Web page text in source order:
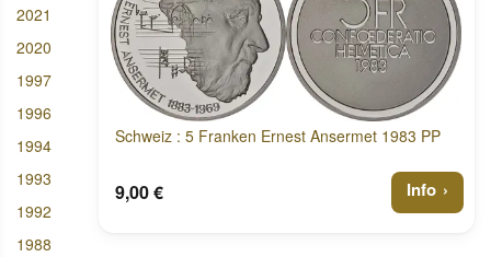
2021
2020
1997
1996
1994
1993
1992
1988
Schweiz : 5 Franken Ernest Ansermet 1983 PP
9,00 € Info